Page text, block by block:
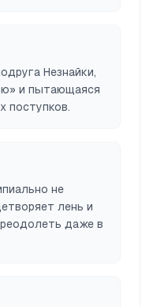
Незнайки,
и пытающаяся
поступков.
не
лень и
даже в